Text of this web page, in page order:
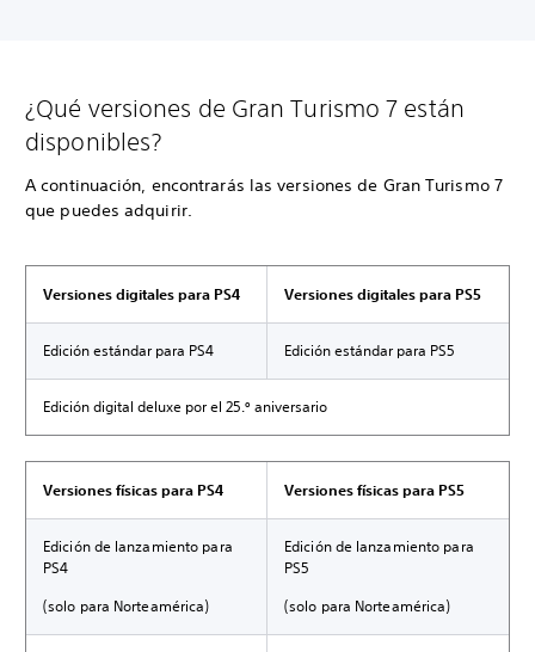
¿Qué versiones de Gran Turismo 7 están
disponibles?
A continuación, encontrarás las versiones de Gran Turismo 7
que puedes adquirir.
Versiones digitales para PS4 Versiones digitales para PS5
Edición estándar para PS4 Edición estándar para PS5
Edición digital deluxe por el 25.º aniversario
Versiones físicas para PS4 Versiones físicas para PS5
Edición de lanzamiento para
PS4
(solo para Norteamérica)
Edición de lanzamiento para
PS5
(solo para Norteamérica)